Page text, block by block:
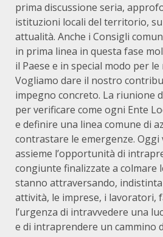
prima discussione seria,
istituzioni locali del territorio,
attualità. Anche i Consigli
in prima linea in questa fase
il Paese e in special modo per
Vogliamo dare il nostro
impegno concreto. La riunione
per verificare come ogni Ente
e definire una linea comune di
contrastare le emergenze.
assieme l’opportunità di
congiunte finalizzate a colmare
stanno attraversando,
attività, le imprese, i lavoratori,
l’urgenza di intravvedere una
e di intraprendere un cammino